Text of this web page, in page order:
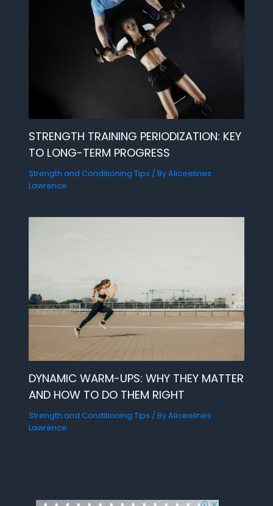
STRENGTH TRAINING PERIODIZATION: KEY
TO LONG-TERM PROGRESS
Strength and Conditioning Tips / ByAliceelines
Lawrence
DYNAMIC WARM-UPS: WHY THEY MATTER
AND HOW TO DO THEM RIGHT
Strength and Conditioning Tips / ByAliceelines
Lawrence